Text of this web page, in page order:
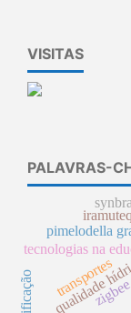
VISITAS
PALAVRAS-
qualidade
tecnologias na
zigbee
pimelodella
transportes